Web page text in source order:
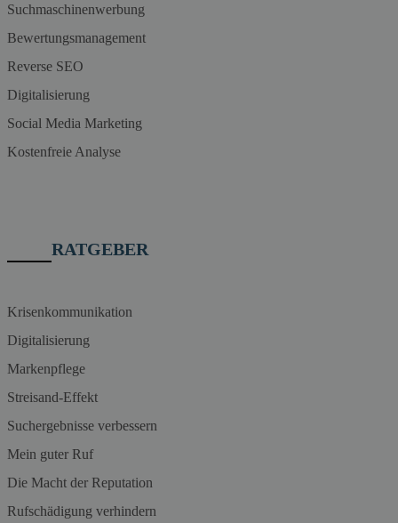
Suchmaschinenwerbung
Bewertungsmanagement
Reverse SEO
Digitalisierung
Social Media Marketing
Kostenfreie Analyse
RATGEBER
Krisenkommunikation
Digitalisierung
Markenpflege
Streisand-Effekt
Suchergebnisse verbessern
Mein guter Ruf
Die Macht der Reputation
Rufschädigung verhindern